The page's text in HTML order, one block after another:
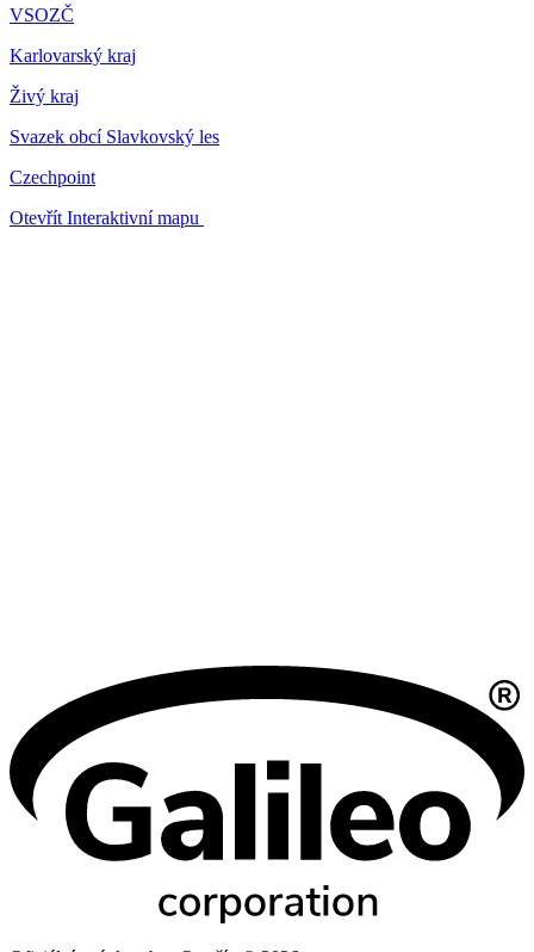
VSOZČ
Karlovarský kraj
Živý kraj
Svazek obcí Slavkovský les
Czechpoint
Otevřít Interaktivní mapu